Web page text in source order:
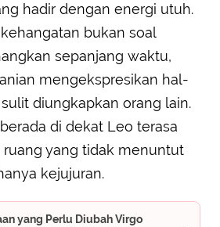
hadir dengan energi utuh.
bukan soal
sepanjang waktu,
mengekspresikan hal-
diungkapkan orang lain.
di dekat Leo terasa
yang tidak menuntut
kejujuran.
yang Perlu Diubah Virgo